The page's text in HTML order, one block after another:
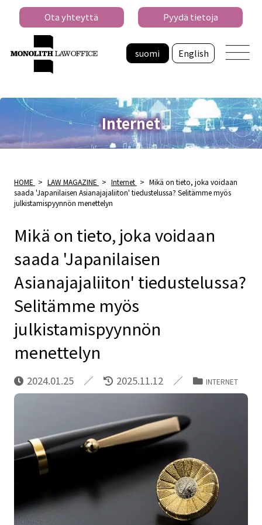
suomi English
Ota yhteyttä Pyydä tietoja
Internet
HOME > LAW MAGAZINE > Internet > Mikä on tieto, joka voidaan
saada 'Japanilaisen Asianajajaliiton' tiedustelussa? Selitämme myös
julkistamispyynnön menettelyn
Mikä on tieto, joka voidaan
saada 'Japanilaisen
Asianajajaliiton' tiedustelussa?
Selitämme myös
julkistamispyynnön
menettelyn
2024.01.25 2025.11.12 INTERNET